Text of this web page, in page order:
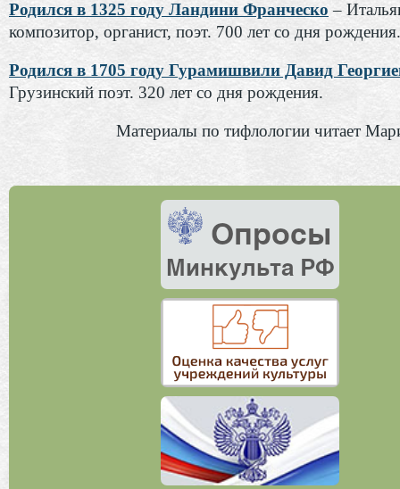
Родился в 1325 году Ландини Франческо –
композитор, органист, поэт. 700 лет со дня рождения.
Родился в 1705 году Гурамишвили Давид
Грузинский поэт. 320 лет со дня рождения.
Материалы по тифлологии читает